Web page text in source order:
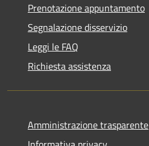
Prenotazione appuntamento
Segnalazione disservizio
Leggi le FAQ
Richiesta assistenza
Amministrazione trasparente